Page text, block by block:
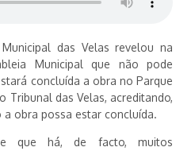
das Velas revelou na
Municipal que não pode
concluída a obra no Parque
Tribunal das Velas, acreditando,
a obra possa estar concluída.
que há, de facto, muitos